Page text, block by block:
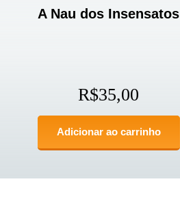
A Nau dos Insensatos
R$35,00
Adicionar ao carrinho